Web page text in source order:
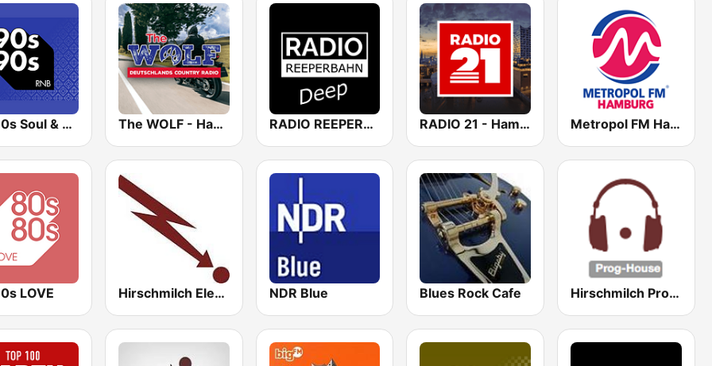
90s90s Soul & R&B The WOLF - Hamburg RADIO REEPERBAHN Deep RADIO 21 - Hamburg Metropol FM Hamburg
LOVE Hirschmilch Electronic NDR Blue Blues Rock Cafe Hirschmilch Prog-House